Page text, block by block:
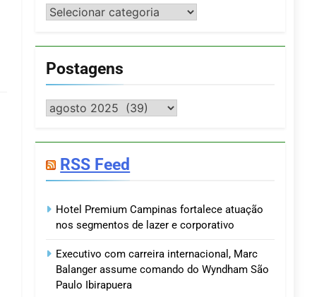
Categorias
Postagens
Postagens
RSS Feed
Hotel Premium Campinas fortalece atuação
nos segmentos de lazer e corporativo
Executivo com carreira internacional, Marc
Balanger assume comando do Wyndham São
Paulo Ibirapuera